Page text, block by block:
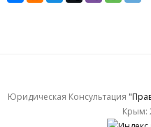
Юридическая Консультация
Крым: